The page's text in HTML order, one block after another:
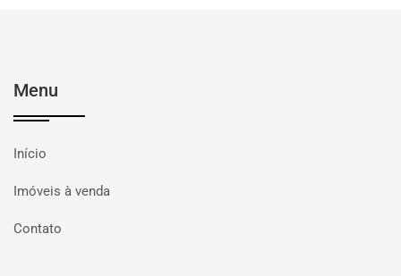
Menu
Início
Imóveis à venda
Contato